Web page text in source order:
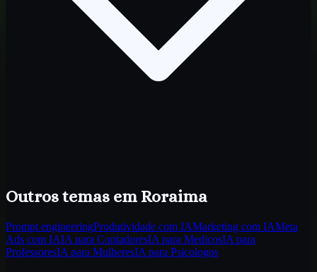
Outros temas em Roraima
Prompt engineeringProdutividade com IAMarketing com IAMeta
Ads com IAIA para ContadoresIA para MedicosIA para
ProfessoresIA para MulheresIA para Psicologos